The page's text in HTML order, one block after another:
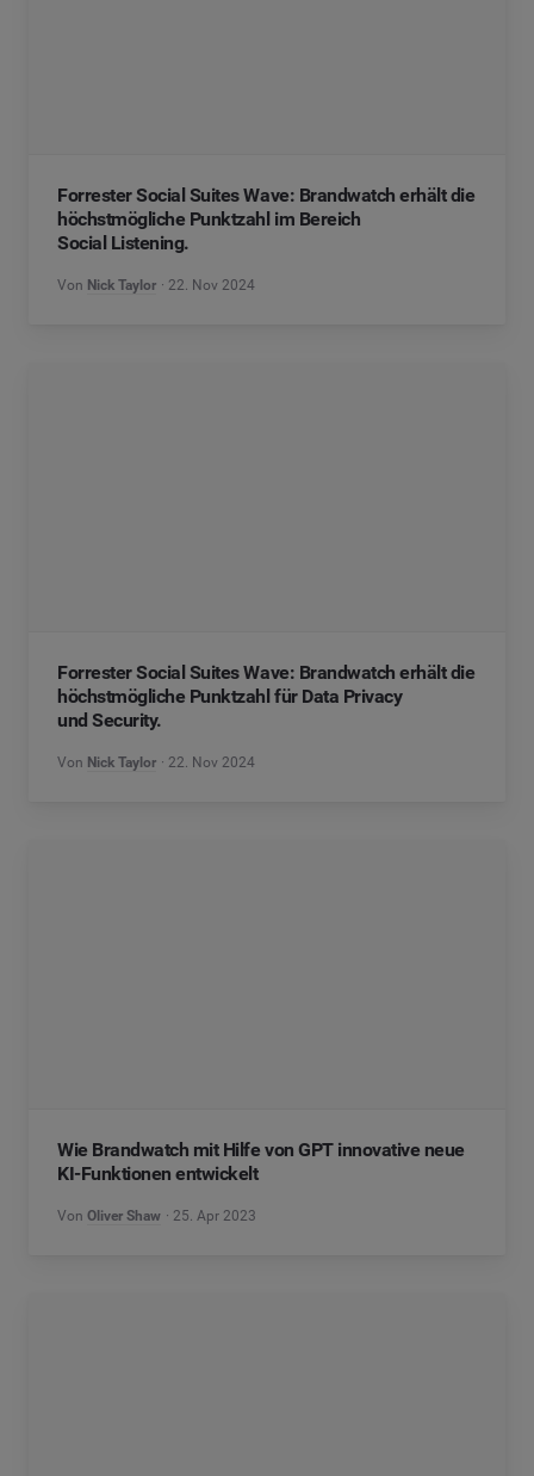
Forrester Social Suites Wave: Brandwatch erhält die
höchstmögliche Punktzahl im Bereich
Social Listening.
Von Nick Taylor 22. Nov 2024
Forrester Social Suites Wave: Brandwatch erhält die
höchstmögliche Punktzahl für Data Privacy
und Security.
Von Nick Taylor 22. Nov 2024
Wie Brandwatch mit Hilfe von GPT innovative neue
KI-Funktionen entwickelt
Von Oliver Shaw 25. Apr 2023